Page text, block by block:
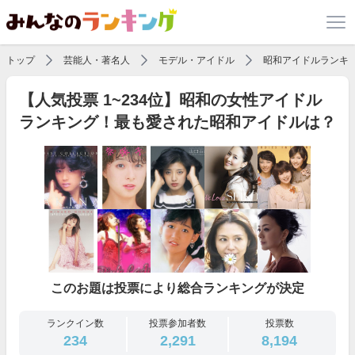
トップ 芸能人・著名人 モデル・アイドル 昭和アイドルランキ
【人気投票 1~234位】昭和の女性アイドル
ランキング！最も愛された昭和アイドルは？
このお題は投票により総合ランキングが決定
ランクイン数
234
投票参加者数
2,291
投票数
8,194